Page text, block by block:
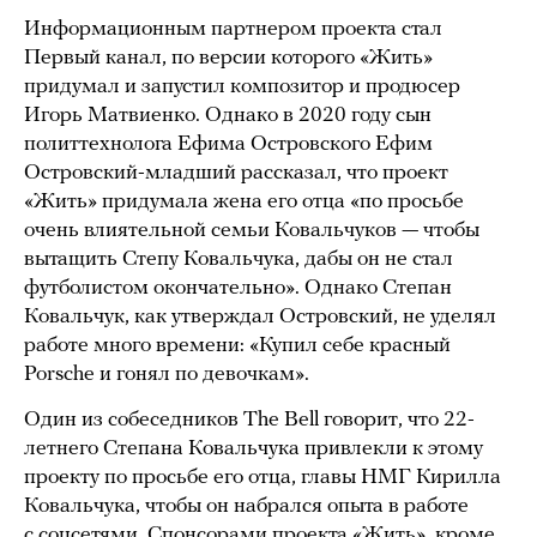
Информационным партнером проекта стал
Первый канал, по версии которого «Жить»
придумал и запустил композитор и продюсер
Игорь Матвиенко. Однако в 2020 году сын
политтехнолога Ефима Островского Ефим
Островский-младший рассказал, что проект
«Жить» придумала жена его отца «по просьбе
очень влиятельной семьи Ковальчуков — чтобы
вытащить Степу Ковальчука, дабы он не стал
футболистом окончательно». Однако Степан
Ковальчук, как утверждал Островский, не уделял
работе много времени: «Купил себе красный
Porsche и гонял по девочкам».
Один из собеседников The Bell говорит, что 22-
летнего Степана Ковальчука привлекли к этому
проекту по просьбе его отца, главы НМГ Кирилла
Ковальчука, чтобы он набрался опыта в работе